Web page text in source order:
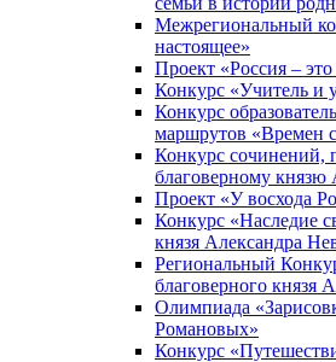
Межрегиональный
настоящее»
Проект «Россия –
Конкурс «Учитель и
Конкурс
маршрутов «Времен
Конкурс сочинений,
благоверному князю
Проект «У восхода
Конкурс «Наследие
князя Александра
Региональный
благоверного князя
Олимпиада
Романовых»
Конкурс